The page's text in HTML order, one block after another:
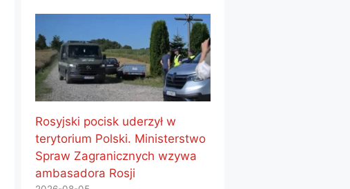
Rosyjski pocisk uderzył w
terytorium Polski. Ministerstwo
Spraw Zagranicznych wzywa
ambasadora Rosji